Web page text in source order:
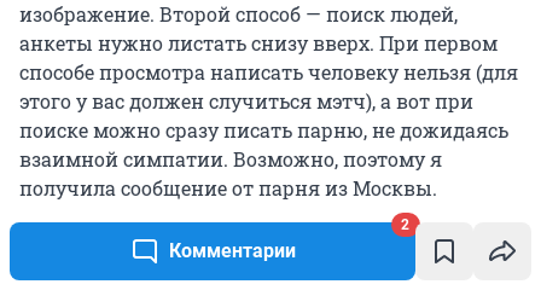
Комментарии
2
изображение. Второй способ — поиск людей,
анкеты нужно листать снизу вверх. При первом
способе просмотра написать человеку нельзя (для
этого у вас должен случиться мэтч), а вот при
поиске можно сразу писать парню, не дожидаясь
взаимной симпатии. Возможно, поэтому я
получила сообщение от парня из Москвы.
Платная подписка тут тоже есть. Неделя
обойдется в 269 рублей, месяц — в 529, а за 90 дней